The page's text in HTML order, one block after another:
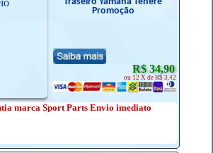
Promoção
R$ 34,90
ou 12 X de R$ 3.42
marca Sport Parts Envio imediato